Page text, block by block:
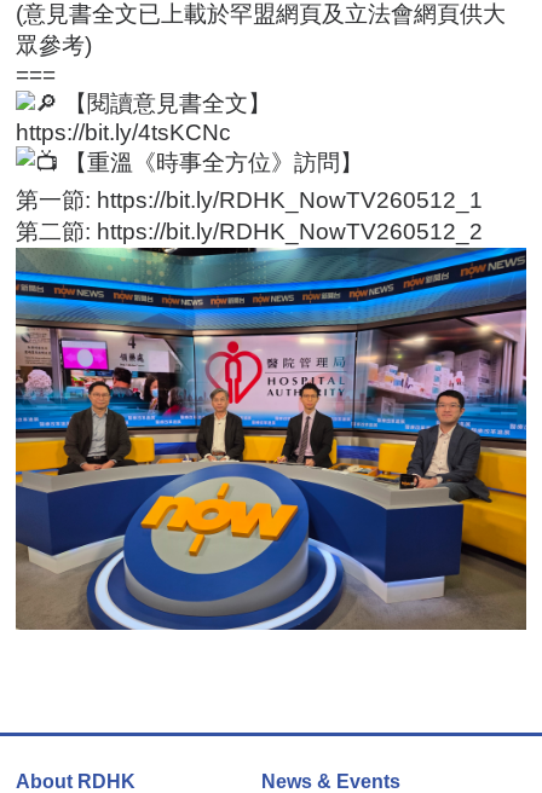
(意見書全文已上載於罕盟網頁及立法會網頁供大
眾參考)
===
【閱讀意見書全文】
https://bit.ly/4tsKCNc
【重溫《時事全方位》訪問】
第一節: https://bit.ly/RDHK_NowTV260512_1
第二節: https://bit.ly/RDHK_NowTV260512_2
About RDHK News & Events